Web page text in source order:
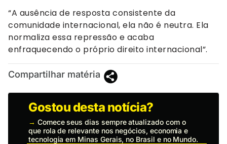
“A ausência de resposta consistente da
comunidade internacional, ela não é neutra. Ela
normaliza essa repressão e acaba
enfraquecendo o próprio direito internacional”.
Compartilhar matéria
Gostou desta notícia?
→ Comece seus dias sempre atualizado com o
que rola de relevante nos negócios, economia e
tecnologia em Minas Gerais, no Brasil e no Mundo.